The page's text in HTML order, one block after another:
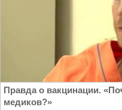
Правда о вакцинации.
медиков?»